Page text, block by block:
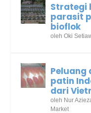
Strategi
parasit
bioflok
olehOki
patin
dari
oleh Nur
Market